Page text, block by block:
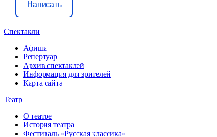
Написать
Спектакли
Афиша
Репертуар
Архив спектаклей
Информация для зрителей
Карта сайта
Театр
О театре
История театра
Фестиваль «Русская классика»